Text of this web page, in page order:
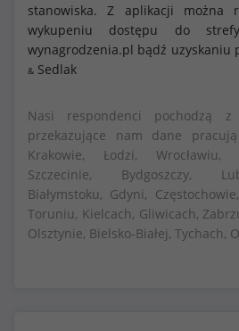
stanowiska. Z aplikacji można
wykupeniu dostępu do
wynagrodzenia.pl bądź uzyskaniu
& Sedlak
Nasi respondenci pochodzą z
przekazujące nam dane
Krakowie, Łodzi, Wrocławiu,
Szczecinie, Bydgoszczy,
Białymstoku, Gdyni,
Toruniu, Kielcach, Gliwicach,
Olsztynie, Bielsko-Białej, Tychach,